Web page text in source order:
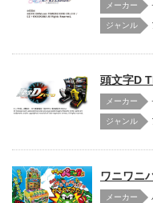
メーカー
頭文字D
メーカー
ワニワニ
メーカー